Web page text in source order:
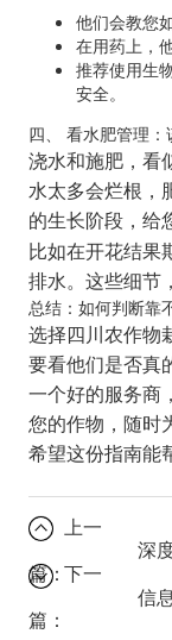
他们会教您
在用药上，
推荐使用生
安全。
四、 看水肥管理
浇水和施肥，看
水太多会烂根，
的生长阶段，给
比如在开花结果
排水。这些细节
总结：如何判断靠
选择四川农作物
要看他们是否真
一个好的服务商
您的作物，随时
希望这份指南能
上一
篇：下一
篇：